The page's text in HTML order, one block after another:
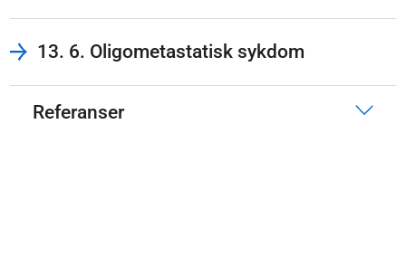
13. 6. Oligometastatisk sykdom
Referanser